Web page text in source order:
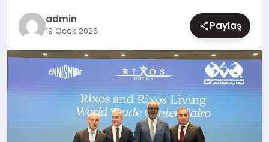
admin
19 Ocak 2026 Paylaş